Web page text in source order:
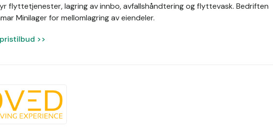
flyttetjenester, lagring av innbo, avfallshåndtering og flyttevask. Bedriften
Minilager for mellomlagring av eiendeler.
>>